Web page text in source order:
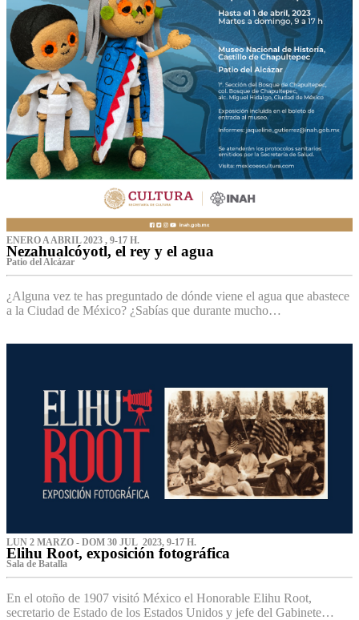
ENERO A ABRIL 2023 , 9-17 H.
Nezahualcóyotl, el rey y el agua
Patio del Alcázar
¿Alguna vez te has preguntado de dónde viene el agua que abastece
a la Ciudad de México? ¿Sabías que durante mucho…
LUN 2 MARZO - DOM 30 JUL 2023, 9-17 H.
Elihu Root, exposición fotográfica
Sala de Batalla
En el otoño de 1907 visitó México el Honorable Elihu Root,
secretario de Estado de los Estados Unidos y jefe del Gabinete…